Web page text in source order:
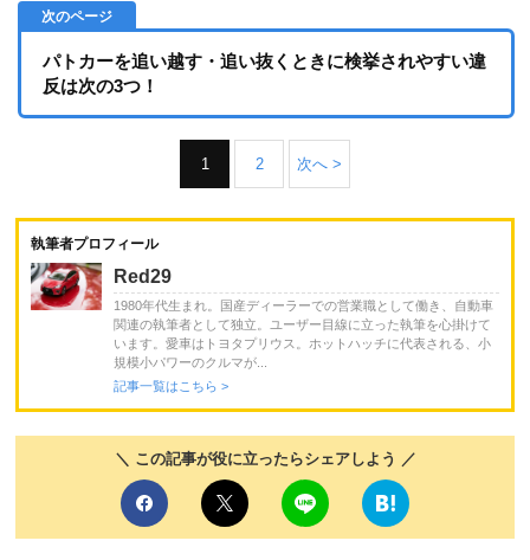
パトカーを追い越す・追い抜くときに検挙されやすい違
反は次の3つ！
1 2 次へ >
執筆者プロフィール
Red29
1980年代生まれ。国産ディーラーでの営業職として働き、自動車
関連の執筆者として独立。ユーザー目線に立った執筆を心掛けて
います。愛車はトヨタプリウス。ホットハッチに代表される、小
規模小パワーのクルマが...
記事一覧はこちら >
＼ この記事が役に立ったらシェアしよう ／